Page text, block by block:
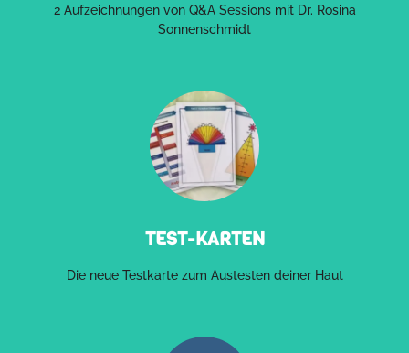
2 Aufzeichnungen von Q&A Sessions mit Dr. Rosina
Sonnenschmidt
TEST-KARTEN
Die neue Testkarte zum Austesten deiner Haut